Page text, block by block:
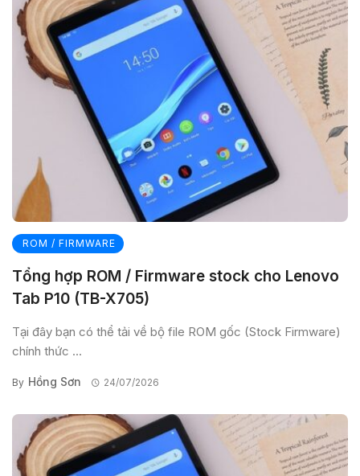
ROM / FIRMWARE
Tổng hợp ROM / Firmware stock cho Lenovo
Tab P10 (TB-X705)
Tại đây bạn có thể tải về bộ file ROM gốc (Stock Firmware)
chính thức ...
By Hồng Sơn 24/07/2026